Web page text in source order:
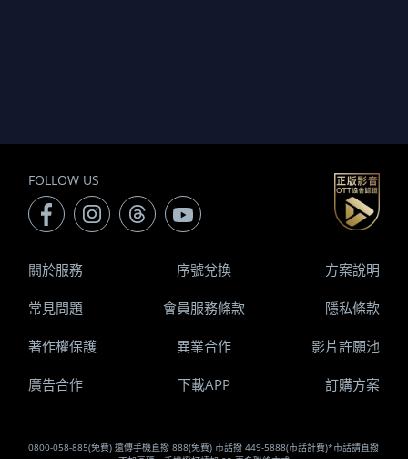
FOLLOW US
0800-058-885(免費) 遠傳手機直撥 888(免費) 市話撥 449-5888(市話計費)*市話請直撥
關於服務 序號兌換 方案說明
常見問題 會員服務條款 隱私條款
著作權保護 異業合作 影片許願池
廣告合作 下載APP 訂購方案